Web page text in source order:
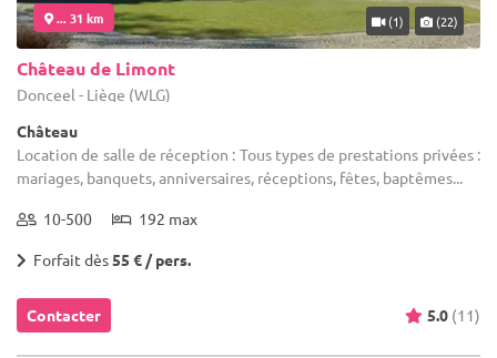
... 31 km (1) (22)
Château de Limont
Donceel - Liège (WLG)
Château
Location de salle de réception : Tous types de prestations privées :
mariages, banquets, anniversaires, réceptions, fêtes, baptêmes...
10-500 192 max
Forfait dès55 € / pers.
Contacter 5.0 (11)